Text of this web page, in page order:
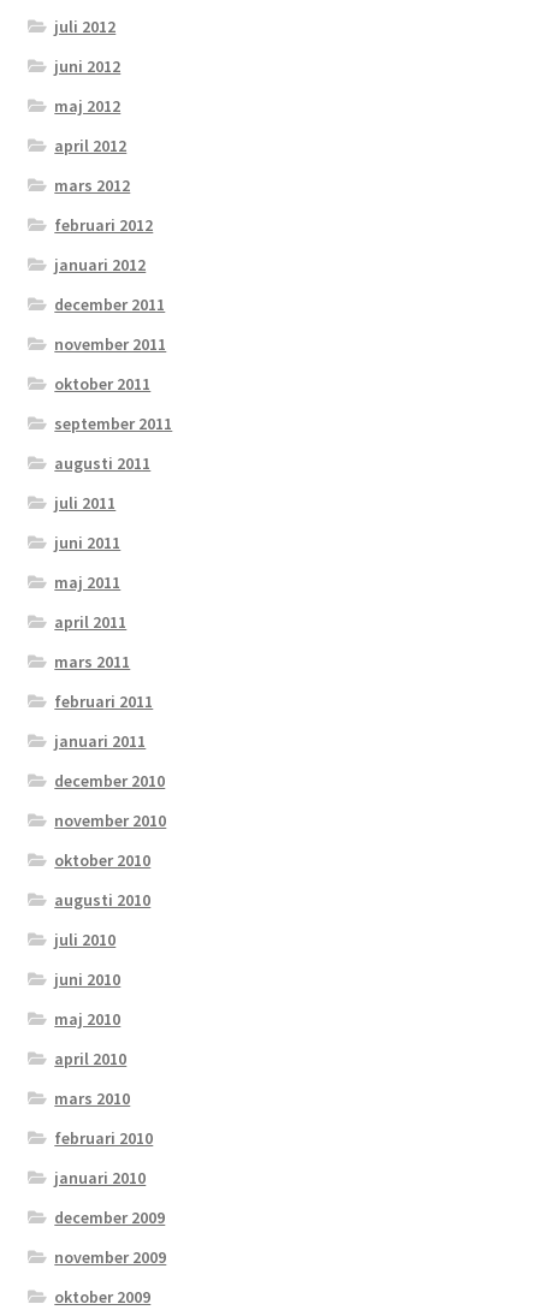
juli 2012
juni 2012
maj 2012
april 2012
mars 2012
februari 2012
januari 2012
december 2011
november 2011
oktober 2011
september 2011
augusti 2011
juli 2011
juni 2011
maj 2011
april 2011
mars 2011
februari 2011
januari 2011
december 2010
november 2010
oktober 2010
augusti 2010
juli 2010
juni 2010
maj 2010
april 2010
mars 2010
februari 2010
januari 2010
december 2009
november 2009
oktober 2009